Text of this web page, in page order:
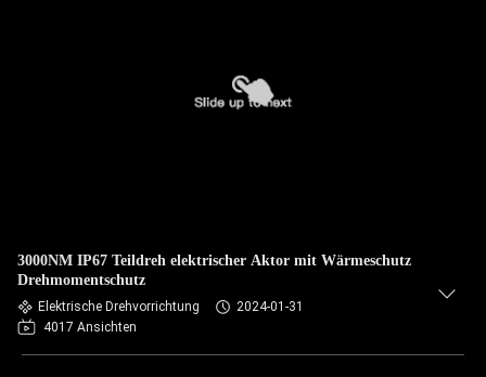
3000NM IP67 Teildreh elektrischer Aktor mit Wärmeschutz
Drehmomentschutz
Elektrische Drehvorrichtung
2024-01-31
4017 Ansichten